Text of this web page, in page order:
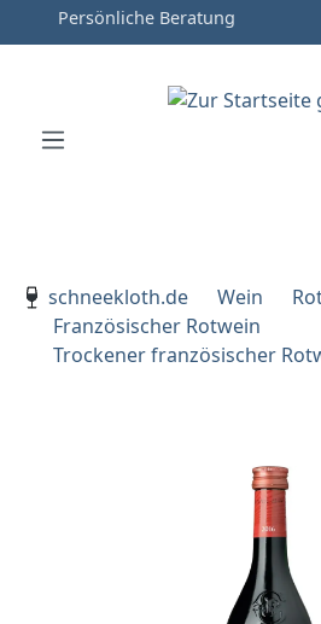
Zum Hauptinhalt springen
Zur Hauptnavigation springen
schneekloth.de
Wein
Französischer Rotwein
Trockener französischer
Bildergalerie überspringen